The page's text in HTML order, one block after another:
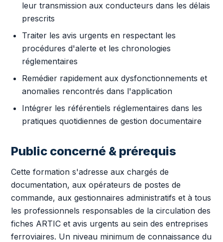
leur transmission aux conducteurs dans les délais
prescrits
Traiter les avis urgents en respectant les
procédures d'alerte et les chronologies
réglementaires
Remédier rapidement aux dysfonctionnements et
anomalies rencontrés dans l'application
Intégrer les référentiels réglementaires dans les
pratiques quotidiennes de gestion documentaire
Public concerné & prérequis
Cette formation s'adresse aux chargés de
documentation, aux opérateurs de postes de
commande, aux gestionnaires administratifs et à tous
les professionnels responsables de la circulation des
fiches ARTIC et avis urgents au sein des entreprises
ferroviaires. Un niveau minimum de connaissance du